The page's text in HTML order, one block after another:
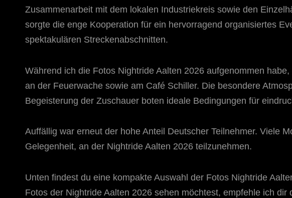
Zusammenarbeit mit dem lokalen Industriekreis sowie den
sorgte die enge Kooperation für ein hervorragend organisiertes
spektakulären Streckenabschnitten.
Während ich die Fotos Nightride Aalten 2026 aufgenommen habe,
an der Feuerwache sowie am Café Schiller. Die besondere
Begeisterung der Zuschauer boten ideale Bedingungen für
Auffällig war erneut der hohe Anteil Deutscher Teilnehmer. Viele
Gelegenheit, an der Nightride Aalten 2026 teilzunehmen.
Unten findest du eine kompakte Auswahl der Fotos Nightride
Fotos der Nightride Aalten 2026 sehen möchtest, empfehle ich